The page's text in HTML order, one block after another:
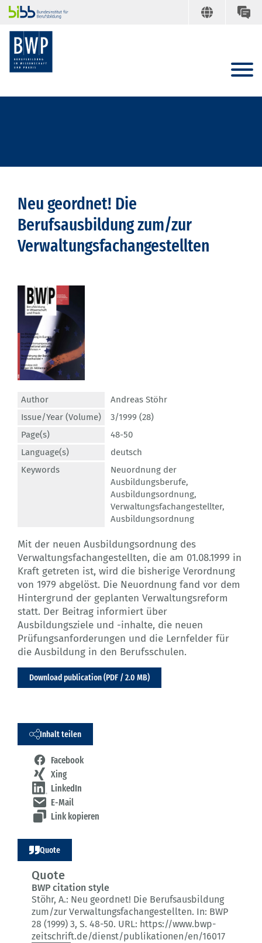
Neu geordnet! Die
Berufsausbildung zum/zur
Verwaltungsfachangestellten
Author
Andreas Stöhr
Issue/Year (Volume)
3/1999 (28)
Page(s)
48-50
Language(s)
deutsch
Keywords
Neuordnung der
Ausbildungsberufe,
Ausbildungsordnung,
Verwaltungsfachangestellter,
Ausbildungsordnung
Mit der neuen Ausbildungsordnung des
Verwaltungsfachangestellten, die am 01.08.1999 in
Kraft getreten ist, wird die bisherige Verordnung
von 1979 abgelöst. Die Neuordnung fand vor dem
Hintergrund der geplanten Verwaltungsreform
statt. Der Beitrag informiert über
Ausbildungsziele und -inhalte, die neuen
Prüfungsanforderungen und die Lernfelder für
die Ausbildung in den Berufsschulen.
Download publication (PDF / 2.0 MB)
Inhalt teilen
Facebook
Xing
LinkedIn
E-Mail
Link kopieren
Quote
Quote
BWP citation style
Stöhr, A.: Neu geordnet! Die Berufsausbildung
zum/zur Verwaltungsfachangestellten. In: BWP
28 (1999) 3, S. 48-50. URL: https://www.bwp-
zeitschrift.de/dienst/publikationen/en/16017